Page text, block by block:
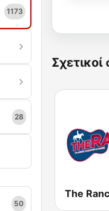
1173
28
50
Σχετικοί